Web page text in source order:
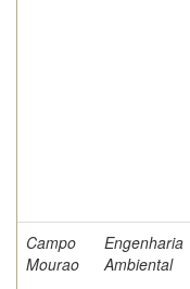
Campo
Mourao
Engenharia
Ambiental